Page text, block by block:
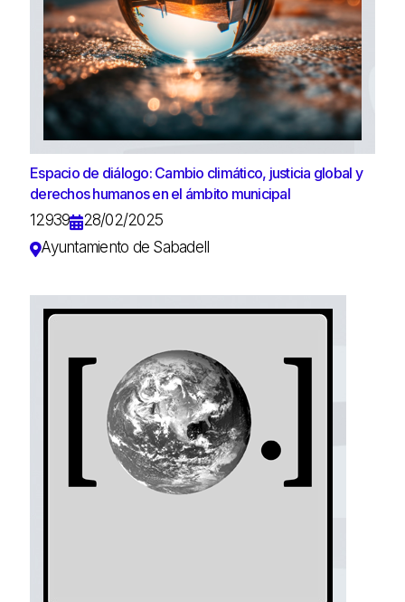
Espacio de diálogo: Cambio climático, justicia global y
derechos humanos en el ámbito municipal
12939
28/02/2025
Ayuntamiento de Sabadell